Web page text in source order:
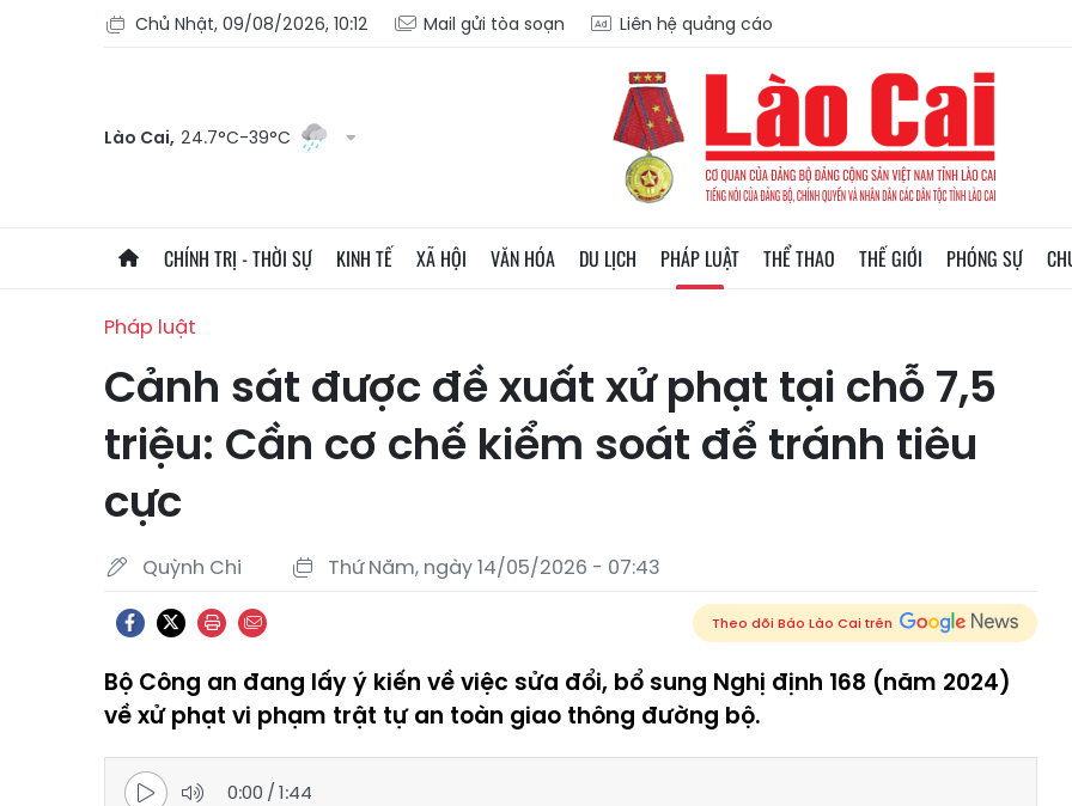
Chủ Nhật, 09/08/2026, 10:12 Mail gửi tòa soạn Liên hệ quảng cáo
Lào Cai, 24.7°C-39°C
CHÍNH TRỊ - THỜI SỰ KINH TẾ XÃ HỘI VĂN HÓA DU LỊCH PHÁP LUẬT THỂ THAO THẾ GIỚI PHÓNG SỰ
Pháp luật
Cảnh sát được đề xuất xử phạt tại chỗ 7,5
triệu: Cần cơ chế kiểm soát để tránh tiêu
cực
Quỳnh Chi Thứ Năm, ngày 14/05/2026 - 07:43
Theo dõi Báo Lào Cai trên
Bộ Công an đang lấy ý kiến về việc sửa đổi, bổ sung Nghị định 168 (năm 2024)
về xử phạt vi phạm trật tự an toàn giao thông đường bộ.
0:00 /1:44